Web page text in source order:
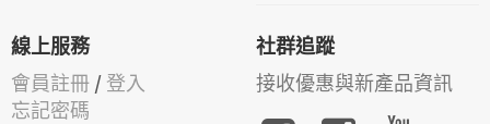
線上服務
會員註冊 / 登入
忘記密碼
社群追蹤
接收優惠與新產品資訊